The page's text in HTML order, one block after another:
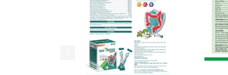
Mua hàng Mua hàng